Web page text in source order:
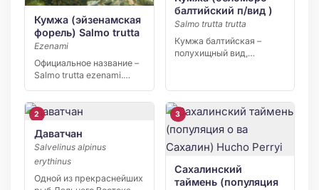
Кумжа (эйзенамская
форель) Salmo trutta
Ezenami
Официальное название –
Salmo trutta ezenami.
балтийский п/вид )
Salmo trutta trutta
Кумжа балтийская –
полухищный вид,
Другие […]
2
Даватчан
Salvelinus alpinus
erythinus
Одной из прекраснейших
3
Сахалинский
таймень (популяция